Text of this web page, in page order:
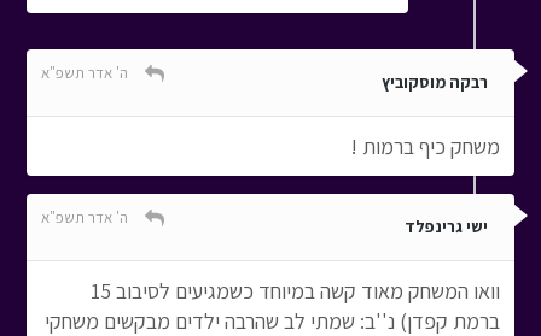
רבקה מוסקוביץ ה' אדר תשפ"א
משחק כיף ברמות !
ישי גרינפלד ה' אדר תשפ"א
וואו המשחק מאוד קשה במיוחד כשמגיעים לסיבוב 15
ברמת קפדן) נ''ב: שמתי לב שהרבה ילדים מבקשים משחקי